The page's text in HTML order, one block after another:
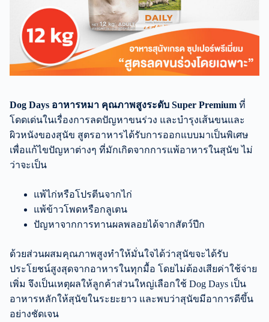
Dog Days อาหารหมา คุณภาพสูงระดับ Super Premium ที่
โดดเด่นในเรื่องการลดปัญหาขนร่วง และบำรุงเส้นขนและ
ผิวหนังของสุนัข สูตรอาหารได้รับการออกแบบมาเป็นพิเศษ
เพื่อแก้ไขปัญหาต่างๆ ที่มักเกิดจากการแพ้อาหารในสุนัข ไม่
ว่าจะเป็น
แพ้ไก่หรือโปรตีนจากไก่
แพ้ข้าวโพดหรือกลูเตน
ปัญหาจากการทานผลพลอยได้จากสัตว์ปีก
ด้วยส่วนผสมคุณภาพสูงทำให้มั่นใจได้ว่าสุนัขจะได้รับ
ประโยชน์สูงสุดจากอาหารในทุกมื้อ โดยไม่ต้องเสียค่าใช้จ่าย
เพิ่ม จึงเป็นเหตุผลให้ลูกค้าส่วนใหญ่เลือกใช้ Dog Days เป็น
อาหารหลักให้สุนัขในระยะยาว และพบว่าสุนัขมีอาการดีขึ้น
อย่างชัดเจน